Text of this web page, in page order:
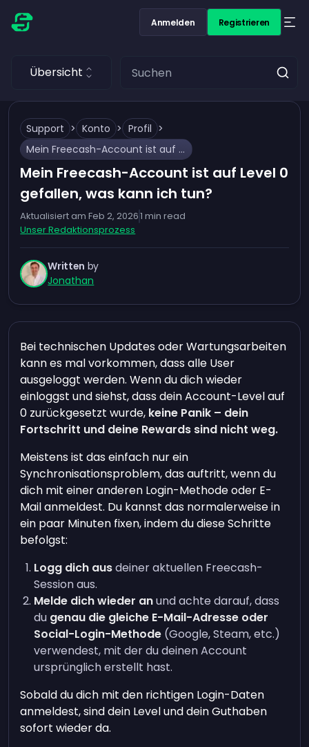
Anmelden Registrieren
Übersicht
Support > Konto > Profil >
Mein Freecash-Account ist auf Level 0 gefallen, was kann ich tun?
Mein Freecash-Account ist auf Level 0
gefallen, was kann ich tun?
Aktualisiert am Feb 2, 20261 min read
Unser Redaktionsprozess
Written by
Jonathan
Bei technischen Updates oder Wartungsarbeiten
kann es mal vorkommen, dass alle User
ausgeloggt werden. Wenn du dich wieder
einloggst und siehst, dass dein Account-Level auf
0 zurückgesetzt wurde, keine Panik – dein
Fortschritt und deine Rewards sind nicht weg.
Meistens ist das einfach nur ein
Synchronisationsproblem, das auftritt, wenn du
dich mit einer anderen Login-Methode oder E-
Mail anmeldest. Du kannst das normalerweise in
ein paar Minuten fixen, indem du diese Schritte
befolgst:
Logg dich ausdeiner aktuellen Freecash-
Session aus.
Melde dich wieder anund achte darauf, dass
du genau die gleiche E-Mail-Adresse oder
Social-Login-Methode (Google, Steam, etc.)
verwendest, mit der du deinen Account
ursprünglich erstellt hast.
Sobald du dich mit den richtigen Login-Daten
anmeldest, sind dein Level und dein Guthaben
sofort wieder da.